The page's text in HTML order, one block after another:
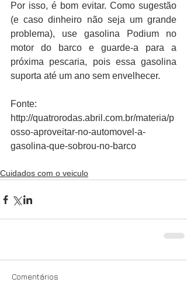
Por isso, é bom evitar. Como sugestão
(e caso dinheiro não seja um grande
problema), use gasolina Podium no
motor do barco e guarde-a para a
próxima pescaria, pois essa gasolina
suporta até um ano sem envelhecer.
Fonte:
http://quatrorodas.abril.com.br/materia/p
osso-aproveitar-no-automovel-a-
gasolina-que-sobrou-no-barco
Cuidados com o veiculo
Comentários